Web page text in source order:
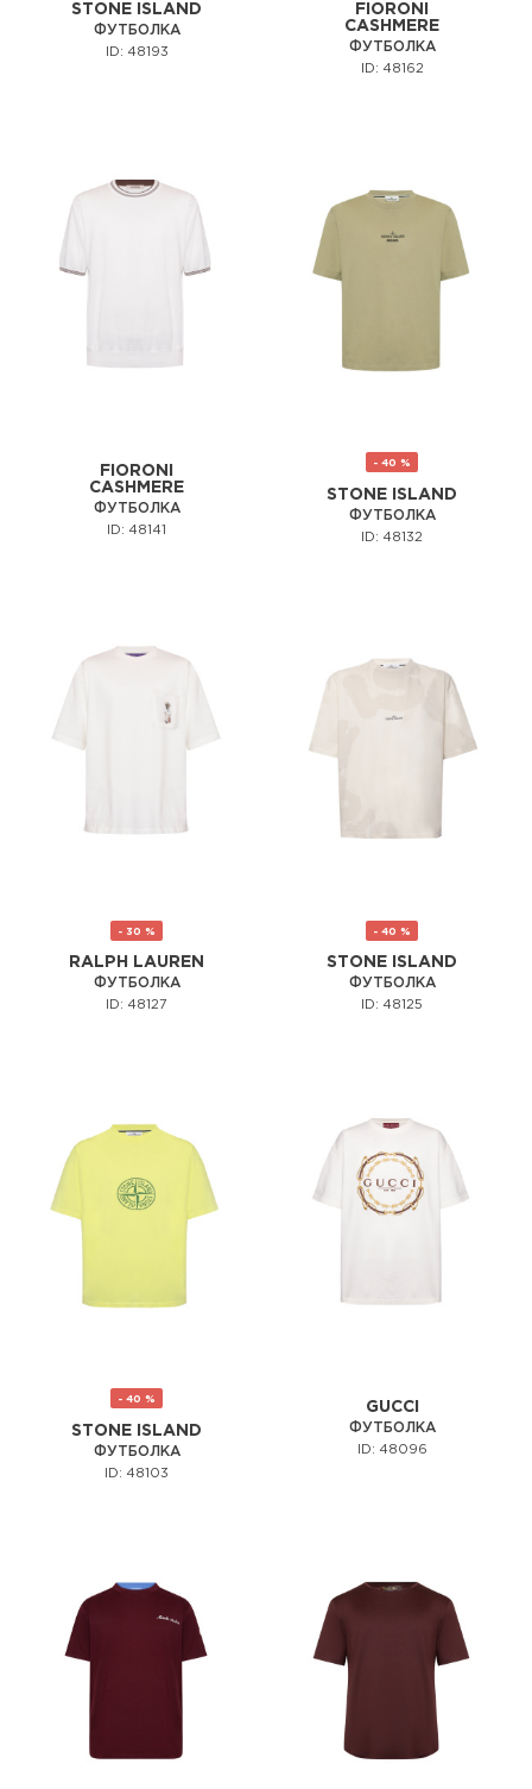
STONE ISLAND
ФУТБОЛКА
ID: 48193
FIORONI
CASHMERE
ФУТБОЛКА
ID: 48162
FIORONI
CASHMERE
ФУТБОЛКА
ID: 48141
- 40 %
STONE ISLAND
ФУТБОЛКА
ID: 48132
- 30 %
RALPH LAUREN
ФУТБОЛКА
ID: 48127
- 40 %
STONE ISLAND
ФУТБОЛКА
ID: 48125
- 40 %
STONE ISLAND
ФУТБОЛКА
ID: 48103
GUCCI
ФУТБОЛКА
ID: 48096